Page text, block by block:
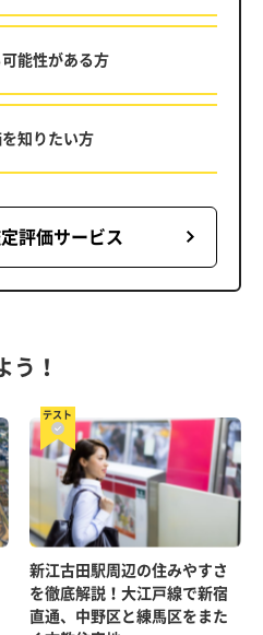
可能性がある方
知りたい方
評価サービス
う！
テスト
新江古田駅周辺の住みやすさ
を徹底解説！大江戸線で新宿
直通、中野区と練馬区をまた